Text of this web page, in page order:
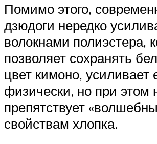
Помимо этого,
дзюдоги нередко
волокнами полиэстера,
позволяет сохранять
цвет кимоно, усиливает
физически, но при этом
препятствует
свойствам хлопка.